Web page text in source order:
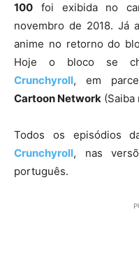
100 foi exibida no
novembro de 2018. Já
anime no retorno do
Hoje o bloco se
Crunchyroll, em
Cartoon Network (Saiba
Todos os episódios
Crunchyroll, nas
português.